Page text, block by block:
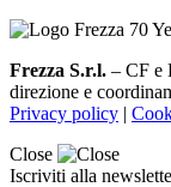
Frezza S.r.l. – CF e
direzione e
Privacy policy |
Close
Iscriviti alla